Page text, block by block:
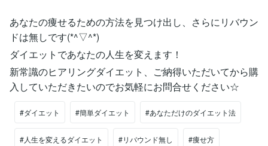
あなたの痩せるための方法を見つけ出し、さらにリバウン
ドは無しです(*^▽^*)
ダイエットであなたの人生を変えます！
新常識のヒアリングダイエット、ご納得いただいてから購
入していただきたいのでお気軽にお問合せください☆
#ダイエット #簡単ダイエット #あなただけのダイエット法
#人生を変えるダイエット #リバウンド無し #痩せ方